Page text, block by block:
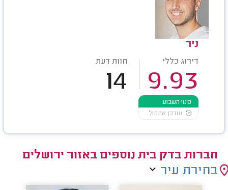
ניר
דירוג כללי
9.93
חוות דעת
14
פנוי השבוע
עודכן אתמול
חברות בדק בית נוספים באזור ירושלים
בחירת עיר